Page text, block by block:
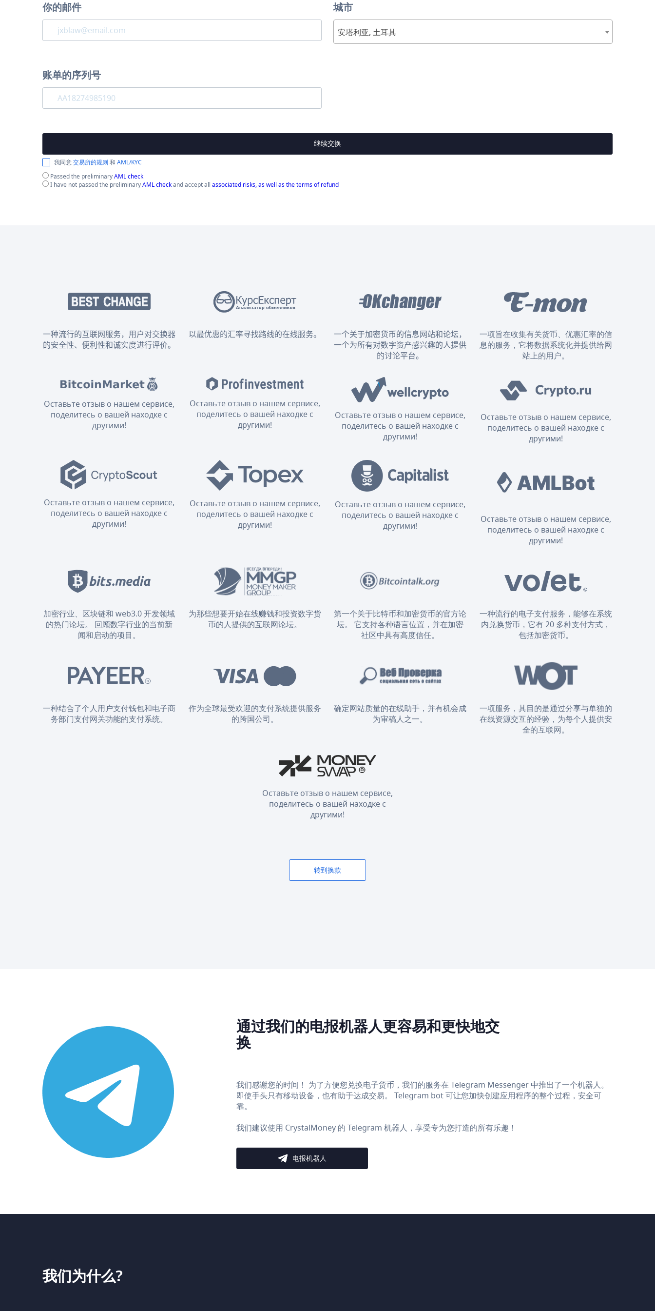
你的邮件 城市
安塔利亚, 土耳其
账单的序列号
继续交换
我同意交易所的规则和 AML/KYC
Passed the preliminaryAML check
I have not passed the preliminaryAML checkand accept all associated risks, as well as the terms of refund
一种流行的互联网服务，用户对交换器
的安全性、便利性和诚实度进行评价。
以最优惠的汇率寻找路线的在线服务。
一个关于加密货币的信息网站和论坛，
一个为所有对数字资产感兴趣的人提供
的讨论平台。
一项旨在收集有关货币、优惠汇率的信
息的服务，它将数据系统化并提供给网
站上的用户。
Оставьте отзыв о нашем сервисе,
поделитесь о вашей находке с
другими!
Оставьте отзыв о нашем сервисе,
поделитесь о вашей находке с
другими!
Оставьте отзыв о нашем сервисе,
поделитесь о вашей находке с
другими!
Оставьте отзыв о нашем сервисе,
поделитесь о вашей находке с
другими!
Оставьте отзыв о нашем сервисе,
поделитесь о вашей находке с
другими!
Оставьте отзыв о нашем сервисе,
поделитесь о вашей находке с
другими!
Оставьте отзыв о нашем сервисе,
поделитесь о вашей находке с
другими!
Оставьте отзыв о нашем сервисе,
поделитесь о вашей находке с
другими!
加密行业、区块链和 web3.0 开发领域
的热门论坛。 回顾数字行业的当前新
闻和启动的项目。
为那些想要开始在线赚钱和投资数字货
币的人提供的互联网论坛。
第一个关于比特币和加密货币的官方论
坛。 它支持各种语言位置，并在加密
社区中具有高度信任。
一种流行的电子支付服务，能够在系统
内兑换货币，它有 20 多种支付方式，
包括加密货币。
一种结合了个人用户支付钱包和电子商
务部门支付网关功能的支付系统。
作为全球最受欢迎的支付系统提供服务
的跨国公司。
确定网站质量的在线助手，并有机会成
为审稿人之一。
一项服务，其目的是通过分享与单独的
在线资源交互的经验，为每个人提供安
全的互联网。
Оставьте отзыв о нашем сервисе,
поделитесь о вашей находке с
другими!
转到换款
通过我们的电报机器人更容易和更快地交
换
我们感谢您的时间！ 为了方便您兑换电子货币，我们的服务在 Telegram Messenger 中推出了一个机器人。
即使手头只有移动设备，也有助于达成交易。 Telegram bot 可让您加快创建应用程序的整个过程，安全可
靠。
我们建议使用 CrystalMoney 的 Telegram 机器人，享受专为您打造的所有乐趣！
电报机器人
我们为什么?